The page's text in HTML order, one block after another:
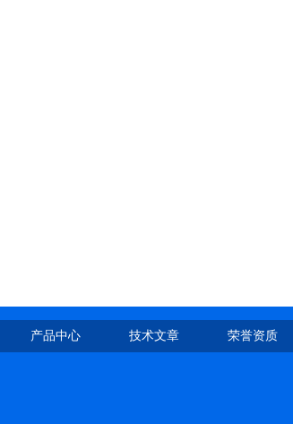
产品中心 技术文章 荣誉资质